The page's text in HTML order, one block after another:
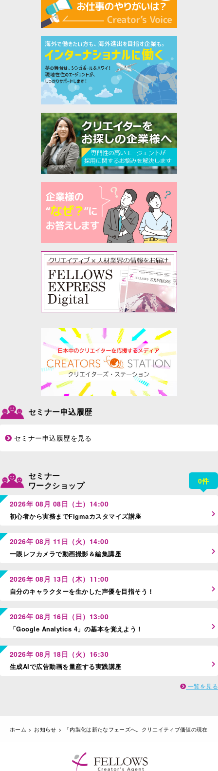
セミナー申込履歴
セミナー申込履歴を見る
セミナー
ワークショップ
0件
2026年 08月 08日（土）14:00
初心者から実務までFigmaカスタマイズ講座
2026年 08月 11日（火）14:00
一眼レフカメラで動画撮影＆編集講座
2026年 08月 13日（木）11:00
自分のキャラクターを生かした声優を目指そう！
2026年 08月 16日（日）13:00
「Google Analytics 4」の基本を覚えよう！
2026年 08月 18日（火）16:30
生成AIで広告動画を量産する実践講座
一覧を見る
ホーム お知らせ 「内製化は新たなフェーズへ。クリエイティブ価値の現在